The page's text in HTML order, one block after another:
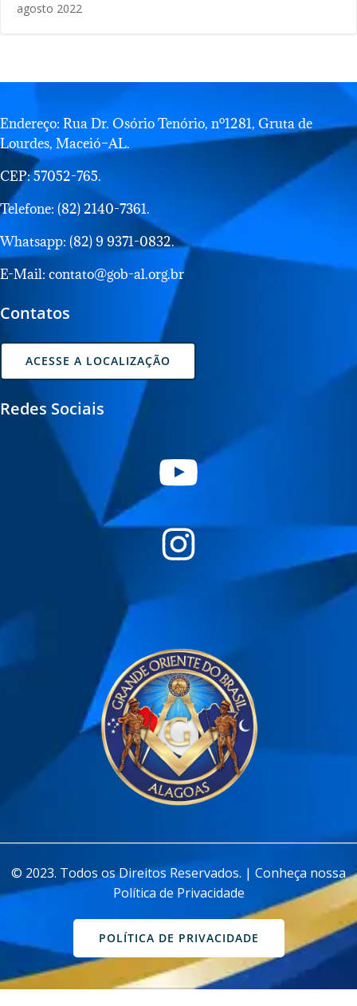
agosto 2022
Endereço: Rua Dr. Osório Tenório, nº1281, Gruta de
Lourdes, Maceió–AL.
CEP: 57052-765.
Telefone: (82) 2140-7361.
Whatsapp: (82) 9 9371-0832.
E-Mail: contato@gob-al.org.br
Contatos
ACESSE A LOCALIZAÇÃO
Redes Sociais
© 2023. Todos os Direitos Reservados. | Conheça nossa
Política de Privacidade
POLÍTICA DE PRIVACIDADE